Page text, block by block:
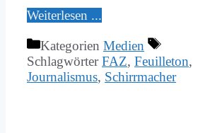
Wei­ter­le­sen ...
Kategorien Medien
SchlagwörterFAZ, Feuilleton,
Journalismus, Schirrmacher